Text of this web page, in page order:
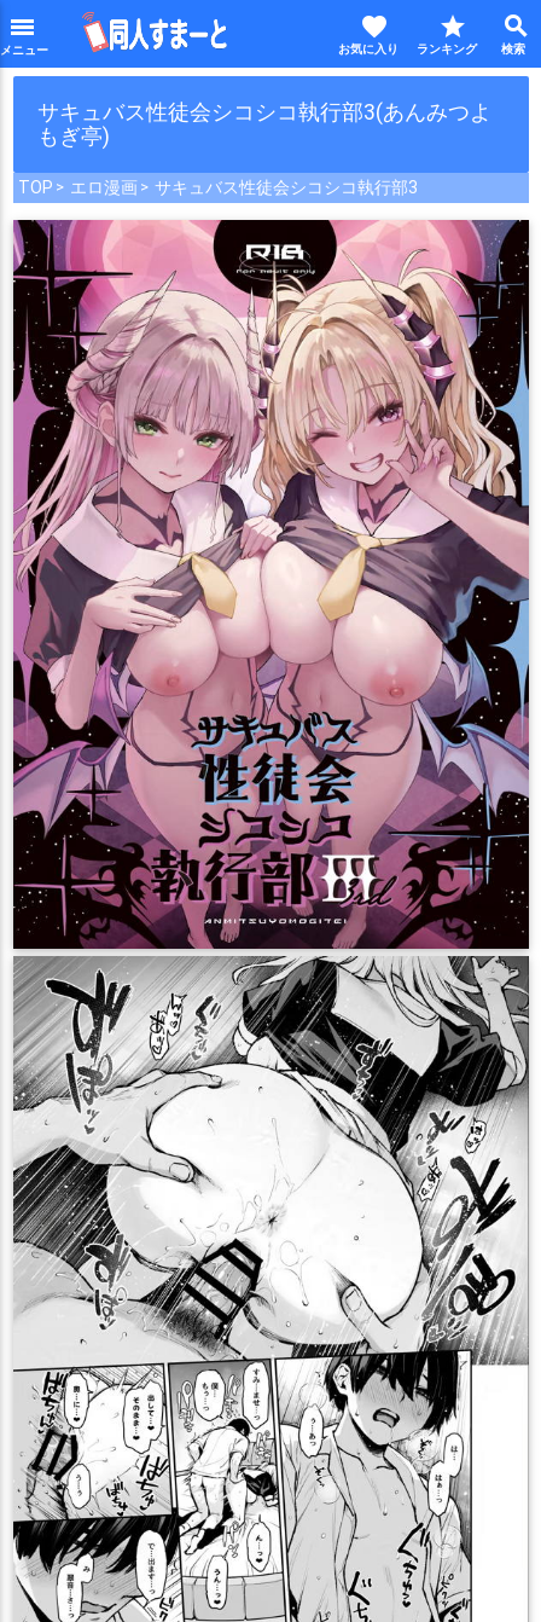
menu search
star
favorite
サキュバス性徒会シコシコ執行部3(あんみつよ
もぎ亭)
TOP エロ漫画 サキュバス性徒会シコシコ執行部3